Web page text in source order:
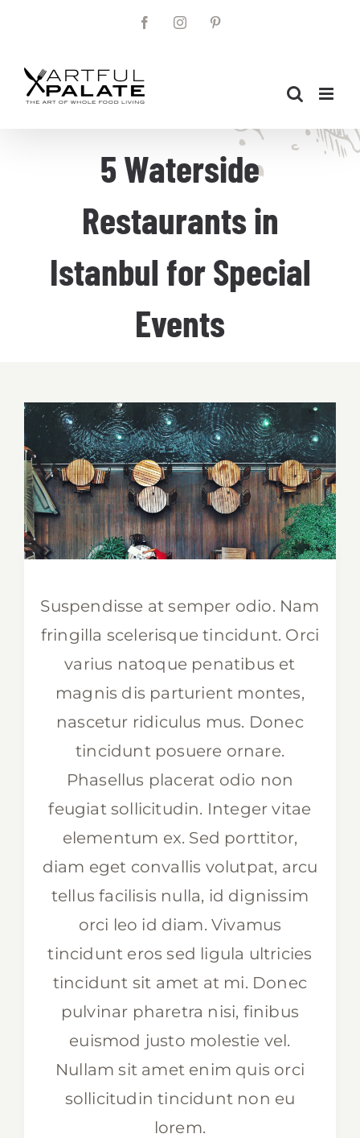
FacebookInstagramPinterest
5 Waterside
Restaurants in
Istanbul for Special
Events
View
Larger
Image
Suspendisse at semper odio. Nam
fringilla scelerisque tincidunt. Orci
varius natoque penatibus et
magnis dis parturient montes,
nascetur ridiculus mus. Donec
tincidunt posuere ornare.
Phasellus placerat odio non
feugiat sollicitudin. Integer vitae
elementum ex. Sed porttitor,
diam eget convallis volutpat, arcu
tellus facilisis nulla, id dignissim
orci leo id diam. Vivamus
tincidunt eros sed ligula ultricies
tincidunt sit amet at mi. Donec
pulvinar pharetra nisi, finibus
euismod justo molestie vel.
Nullam sit amet enim quis orci
sollicitudin tincidunt non eu
lorem.